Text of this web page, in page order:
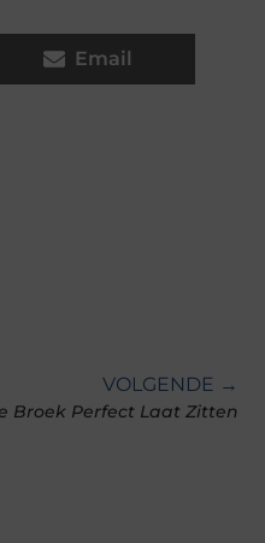
Email
VOLGENDE →
Broek Perfect Laat Zitten